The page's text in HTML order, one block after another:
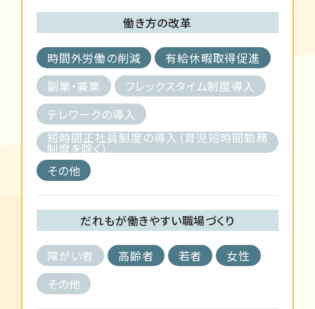
働き方の改革
時間外労働の削減
有給休暇取得促進
副業・兼業
フレックスタイム制度導入
テレワークの導入
短時間正社員制度の導入（育児短時間勤務
制度を除く）
その他
だれもが働きやすい職場づくり
障がい者 高齢者 若者
女性
その他